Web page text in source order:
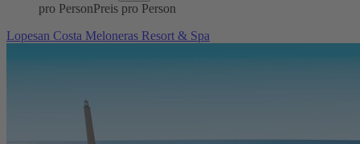
pro PersonPreis pro Person
Lopesan Costa Meloneras Resort & Spa